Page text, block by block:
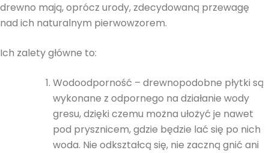
drewno mają, oprócz urody, zdecydowaną przewagę
nad ich naturalnym pierwowzorem.
Ich zalety główne to:
Wodoodporność – drewnopodobne płytki są
wykonane z odpornego na działanie wody
gresu, dzięki czemu można ułożyć je nawet
pod prysznicem, gdzie będzie lać się po nich
woda. Nie odkształcą się, nie zaczną gnić ani